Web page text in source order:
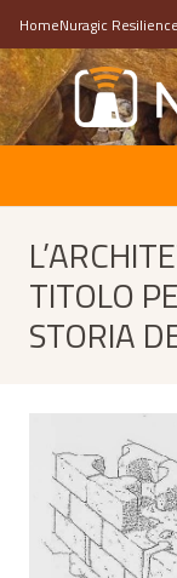
HomeNuragic
TITOLO
STORIA